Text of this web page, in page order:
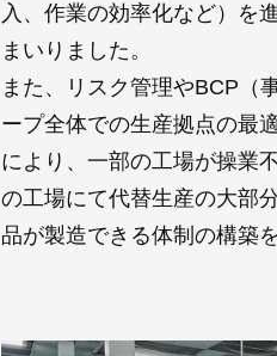
入、作業の効率化など）を
まいりました。
また、リスク管理やBCP（
ープ全体での生産拠点の最
により、一部の工場が操業
の工場にて代替生産の大部
品が製造できる体制の構築